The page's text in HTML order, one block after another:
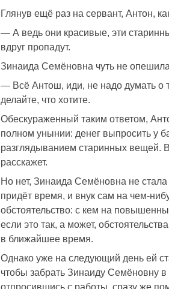
Глянув ещё раз на сервант, Антон,
— А ведь они красивые, эти
вдруг пропадут.
Зинаида Семёновна чуть не опешила
— Всё Антош, иди, не надо думать о
делайте, что хотите.
Обескураженный таким ответом,
полном унынии: денег выпросить у
разглядыванием старинных вещей.
расскажет.
Но нет, Зинаида Семёновна не
придёт время, и внук сам на чем-
обстоятельство: с кем на
если это так, а может,
в ближайшее время.
Однако уже на следующий день ей
чтобы забрать Зинаиду Семёновну в
отпросившись с работы, сразу же